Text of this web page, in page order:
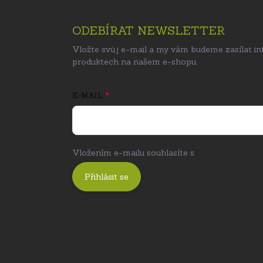
ODEBÍRAT NEWSLETTER
Vložte svůj e-mail a my vám budeme zasílat
produktech na našem e-shopu.
E-MAIL
Vložením e-mailu souhlasíte s
Přihlásit se